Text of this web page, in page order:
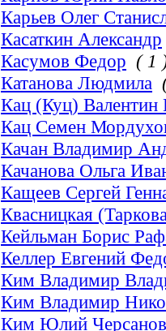
Карьев Олег
Касаткин Александр
Касумов Федор ( 1
Катанова Людмила
Кац (Куц) Валентин
Кац Семен
Качан Владимир
Качанова Ольга
Кащеев Сергей
Квасницкая
Кейльман Борис
Келлер Евгений
Ким Владимир
Ким Владимир
Ким Юлий